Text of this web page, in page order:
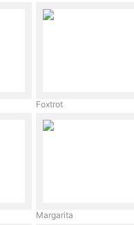
Foxtrot
Margarita